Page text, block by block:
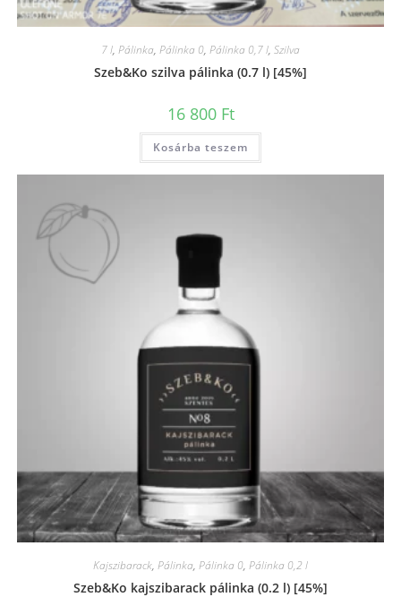
7 l, Pálinka, Pálinka 0, Pálinka 0,7 l, Szilva
Szeb&Ko szilva pálinka (0.7 l) [45%]
16 800 Ft
Kosárba teszem
Kajszibarack, Pálinka, Pálinka 0, Pálinka 0,2 l
Szeb&Ko kajszibarack pálinka (0.2 l) [45%]